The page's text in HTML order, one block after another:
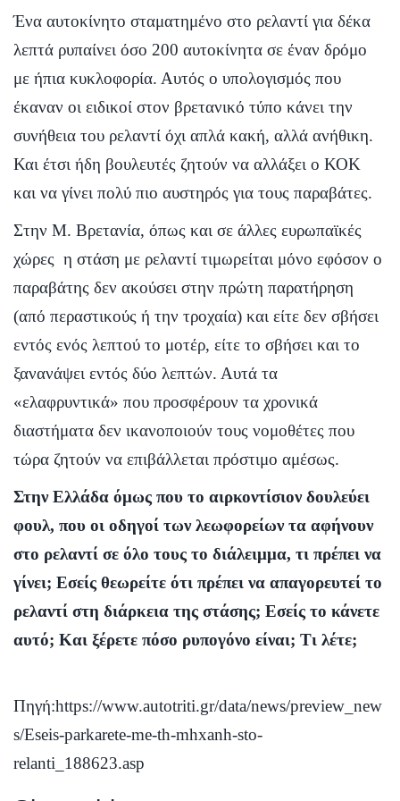
Ένα αυτοκίνητο σταματημένο στο ρελαντί για δέκα
λεπτά ρυπαίνει όσο 200 αυτοκίνητα σε έναν δρόμο
με ήπια κυκλοφορία. Αυτός ο υπολογισμός που
έκαναν οι ειδικοί στον βρετανικό τύπο κάνει την
συνήθεια του ρελαντί όχι απλά κακή, αλλά ανήθικη.
Και έτσι ήδη βουλευτές ζητούν να αλλάξει ο ΚΟΚ
και να γίνει πολύ πιο αυστηρός για τους παραβάτες.
Στην Μ. Βρετανία, όπως και σε άλλες ευρωπαϊκές
χώρες η στάση με ρελαντί τιμωρείται μόνο εφόσον ο
παραβάτης δεν ακούσει στην πρώτη παρατήρηση
(από περαστικούς ή την τροχαία) και είτε δεν σβήσει
εντός ενός λεπτού το μοτέρ, είτε το σβήσει και το
ξανανάψει εντός δύο λεπτών. Αυτά τα
«ελαφρυντικά» που προσφέρουν τα χρονικά
διαστήματα δεν ικανοποιούν τους νομοθέτες που
τώρα ζητούν να επιβάλλεται πρόστιμο αμέσως.
Στην Ελλάδα όμως που το αιρκοντίσιον δουλεύει
φουλ, που οι οδηγοί των λεωφορείων τα αφήνουν
στο ρελαντί σε όλο τους το διάλειμμα, τι πρέπει να
γίνει; Εσείς θεωρείτε ότι πρέπει να απαγορευτεί το
ρελαντί στη διάρκεια της στάσης; Εσείς το κάνετε
αυτό; Και ξέρετε πόσο ρυπογόνο είναι; Τι λέτε;
Πηγή:https://www.autotriti.gr/data/news/preview_new
s/Eseis-parkarete-me-th-mhxanh-sto-
relanti_188623.asp